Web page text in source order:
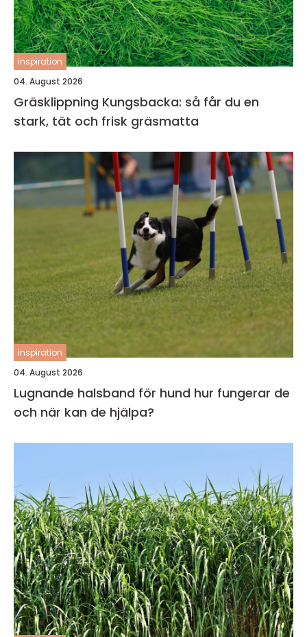
inspiration
04. August 2026
Gräsklippning Kungsbacka: så får du en
stark, tät och frisk gräsmatta
inspiration
04. August 2026
Lugnande halsband för hund hur fungerar de
och när kan de hjälpa?